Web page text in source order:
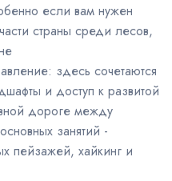
если вам нужен
страны среди лесов,
здесь сочетаются
и доступ к развитой
дороге между
занятий -
пейзажей, хайкинг и